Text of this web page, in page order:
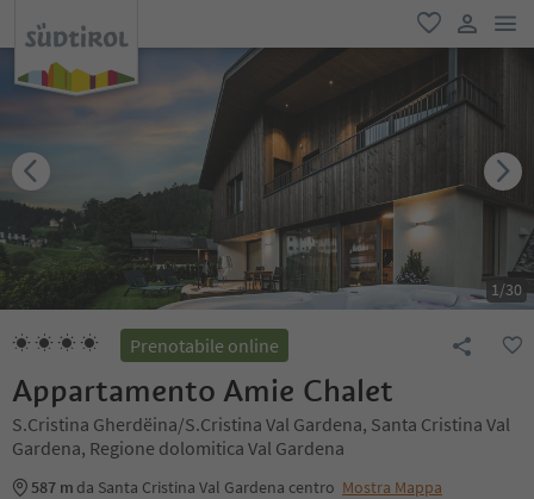
favoriti
user link
1/30
Prenotabile online
Appartamento Amie Chalet
S.Cristina Gherdëina/S.Cristina Val Gardena, Santa Cristina Val
Gardena, Regione dolomitica Val Gardena
587 m da Santa Cristina Val Gardena centro Mostra Mappa